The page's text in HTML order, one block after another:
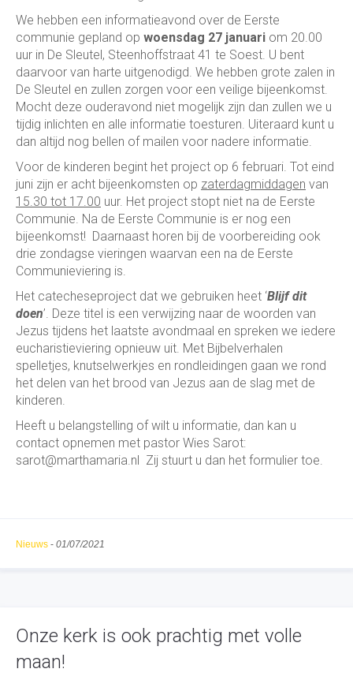
We hebben een informatieavond over de Eerste
communie gepland op woensdag 27 januari om 20.00
uur in De Sleutel, Steenhoffstraat 41 te Soest. U bent
daarvoor van harte uitgenodigd. We hebben grote zalen in
De Sleutel en zullen zorgen voor een veilige bijeenkomst.
Mocht deze ouderavond niet mogelijk zijn dan zullen we u
tijdig inlichten en alle informatie toesturen. Uiteraard kunt u
dan altijd nog bellen of mailen voor nadere informatie.
Voor de kinderen begint het project op 6 februari. Tot eind
juni zijn er acht bijeenkomsten op zaterdagmiddagen van
15.30 tot 17.00 uur. Het project stopt niet na de Eerste
Communie. Na de Eerste Communie is er nog een
bijeenkomst! Daarnaast horen bij de voorbereiding ook
drie zondagse vieringen waarvan een na de Eerste
Communieviering is.
Het catecheseproject dat we gebruiken heet ‘Blijf dit
doen’. Deze titel is een verwijzing naar de woorden van
Jezus tijdens het laatste avondmaal en spreken we iedere
eucharistieviering opnieuw uit. Met Bijbelverhalen
spelletjes, knutselwerkjes en rondleidingen gaan we rond
het delen van het brood van Jezus aan de slag met de
kinderen.
Heeft u belangstelling of wilt u informatie, dan kan u
contact opnemen met pastor Wies Sarot:
sarot@marthamaria.nl Zij stuurt u dan het formulier toe.
Nieuws - 01/07/2021
Onze kerk is ook prachtig met volle
maan!